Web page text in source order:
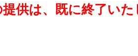
提供は、既に終了いた